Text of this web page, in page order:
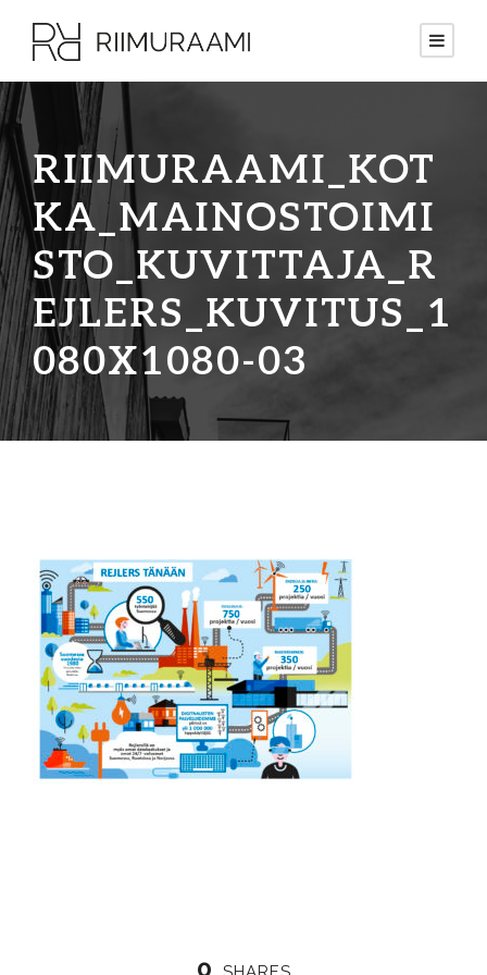
RIIMURAAMI_KOT
KA_MAINOSTOIMI
STO_KUVITTAJA_R
EJLERS_KUVITUS_1
080X1080-03
0